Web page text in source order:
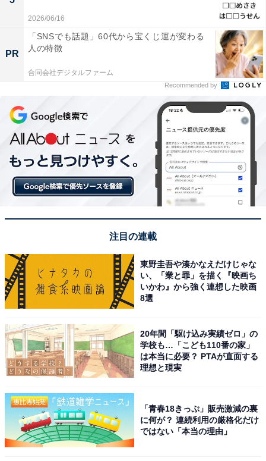
2026/06/16
PR
「SNSでも話題」60代から宝くじ運が変わる
人の特徴
合同会社デジタルファーム
Recommended by
注目の連載
東野圭吾や湊かなえだけじゃな
い、「業と罪」を描く『映画ち
いかわ』から強く連想した映画
8選
20年間「駆け込み実績ゼロ」の
学校も…「こども110番の家」
は本当に必要？ PTAが直面する
理想と現実
「青春18きっぷ」販売激減の裏
に何が？ 連続利用の厳格化だけ
ではない「本当の理由」